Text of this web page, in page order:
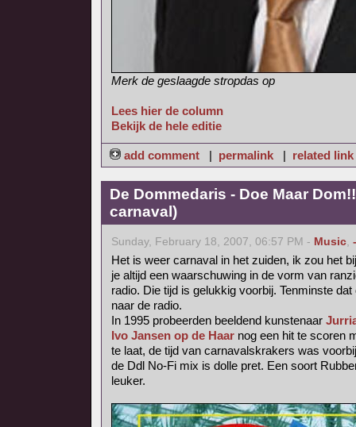
Merk de geslaagde stropdas op
Lees hier de column
Bekijk de hele editie
add comment | permalink | related link
De Dommedaris - Doe Maar
carnaval)
Sunday, February 18, 2007, 06:57 PM - Music,
Het is weer carnaval in het zuiden, ik zou het
je altijd een waarschuwing in de vorm van
radio. Die tijd is gelukkig voorbij. Tenminste
naar de radio.
In 1995 probeerden beeldend kunstenaar
Ivo Jansen op de Haar nog een hit te scoren
te laat, de tijd van carnavalskrakers was
de Ddl No-Fi mix is dolle pret. Een soort
leuker.